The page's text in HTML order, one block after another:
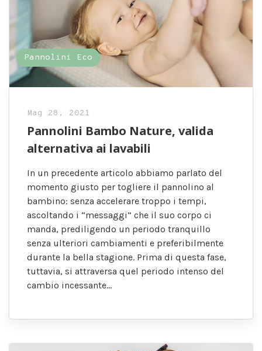
Pannolini Eco
Mag 28, 2021
Pannolini Bambo Nature, valida
alternativa ai lavabili
In un precedente articolo abbiamo parlato del
momento giusto per togliere il pannolino al
bambino: senza accelerare troppo i tempi,
ascoltando i “messaggi” che il suo corpo ci
manda, prediligendo un periodo tranquillo
senza ulteriori cambiamenti e preferibilmente
durante la bella stagione. Prima di questa fase,
tuttavia, si attraversa quel periodo intenso del
cambio incessante…